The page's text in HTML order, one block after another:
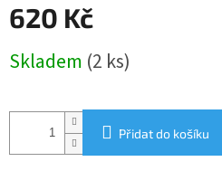
620 Kč
cena:
Skladem (2 ks)
Přidat do košíku